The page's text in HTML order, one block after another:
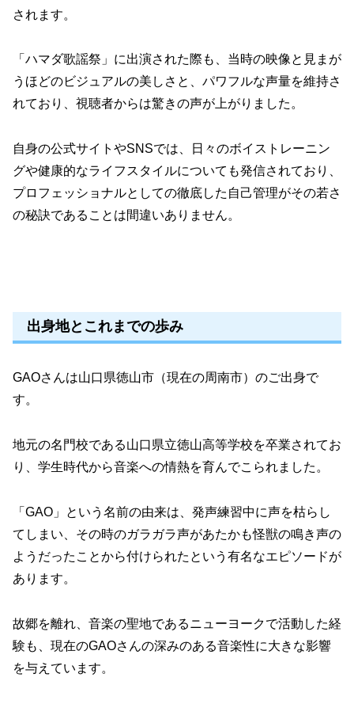
されます。
「ハマダ歌謡祭」に出演された際も、当時の映像と見まが
うほどのビジュアルの美しさと、パワフルな声量を維持さ
れており、視聴者からは驚きの声が上がりました。
自身の公式サイトやSNSでは、日々のボイストレーニン
グや健康的なライフスタイルについても発信されており、
プロフェッショナルとしての徹底した自己管理がその若さ
の秘訣であることは間違いありません。
出身地とこれまでの歩み
GAOさんは山口県徳山市（現在の周南市）のご出身で
す。
地元の名門校である山口県立徳山高等学校を卒業されてお
り、学生時代から音楽への情熱を育んでこられました。
「GAO」という名前の由来は、発声練習中に声を枯らし
てしまい、その時のガラガラ声があたかも怪獣の鳴き声の
ようだったことから付けられたという有名なエピソードが
あります。
故郷を離れ、音楽の聖地であるニューヨークで活動した経
験も、現在のGAOさんの深みのある音楽性に大きな影響
を与えています。